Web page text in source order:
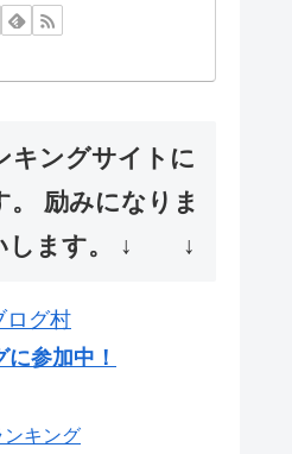
キングサイトに
。 励みになりま
します。 ↓ ↓
ログ村
参加中！
ンキング